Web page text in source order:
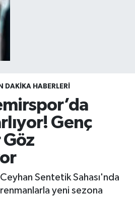
DAKIKA HABERLERI
Genç
Sentetik Sahası'nda
yeni sezona